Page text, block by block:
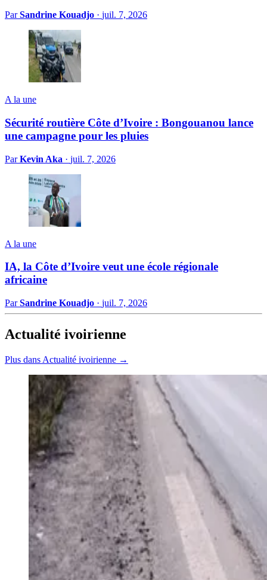
ParSandrine Kouadjo · juil. 7, 2026
A la une
Sécurité routière Côte d’Ivoire : Bongouanou lance
une campagne pour les pluies
ParKevin Aka · juil. 7, 2026
A la une
IA, la Côte d’Ivoire veut une école régionale
africaine
ParSandrine Kouadjo · juil. 7, 2026
Actualité ivoirienne
Plus dans Actualité ivoirienne →